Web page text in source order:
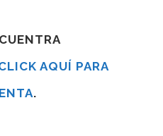
AQUÍ PARA
.